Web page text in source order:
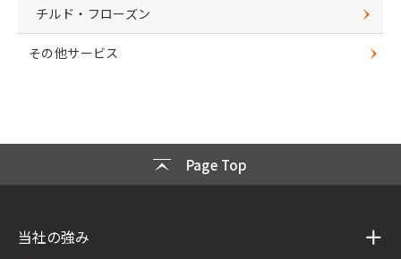
チルド・フローズン
その他サービス
Page Top
当社の強み